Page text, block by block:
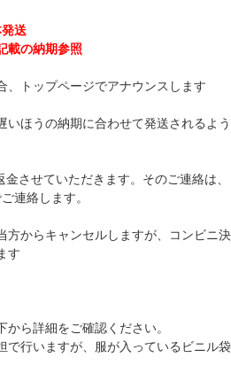
送
載の納期参照
、トップページでアナウンスします
いほうの納期に合わせて発送されるよう
させていただきます。そのご連絡は、
連絡します。
方からキャンセルしますが、コンビニ決
す
ら詳細をご確認ください。
で行いますが、服が入っているビニル袋